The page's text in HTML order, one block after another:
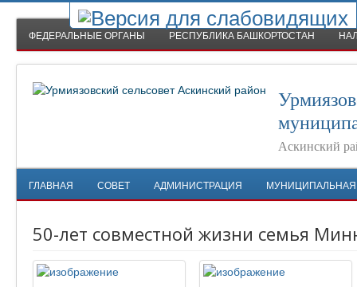
ФЕДЕРАЛЬНЫЕ ОРГАНЫ РЕСПУБЛИКА БАШКОРТОСТАН
Аскинский
ГЛАВНАЯ СОВЕТ АДМИНИСТРАЦИЯ
50-лет совместной жизни семья